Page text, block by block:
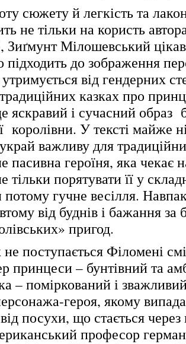
сюжету й легкість та
не тільки на користь
Зиґмунт Мілошевський
підходить до зображення
утримується від гендерних
казках про
яскравий і сучасний образ
королівни. У тексті майже
важливу для
пасивна героїня, яка чекає
тільки порятувати її у
гучне весілля.
від буднів і бажання
пригод.
поступається Філомені
принцеси – бунтівний та
– поміркований і
героя, якому
посухи, що стається
професор